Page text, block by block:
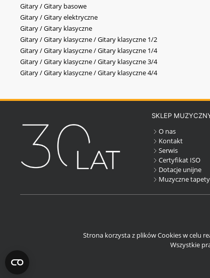
Gitary / Gitary basowe
Gitary / Gitary elektryczne
Gitary / Gitary klasyczne
Gitary / Gitary klasyczne / Gitary klasyczne 1/2
Gitary / Gitary klasyczne / Gitary klasyczne 1/4
Gitary / Gitary klasyczne / Gitary klasyczne 3/4
Gitary / Gitary klasyczne / Gitary klasyczne 4/4
SKLEP
O nas
Kontakt
Serwis
Certyfikat ISO
Dotacje unijne
Muzyczne tapety
Strona korzysta z plików Cookies w celu
Wszystkie